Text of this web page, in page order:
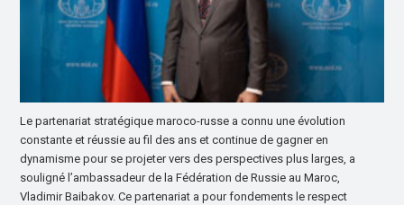
Le partenariat stratégique maroco-russe a connu une évolution
constante et réussie au fil des ans et continue de gagner en
dynamisme pour se projeter vers des perspectives plus larges, a
souligné l’ambassadeur de la Fédération de Russie au Maroc,
Vladimir Baibakov. Ce partenariat a pour fondements le respect